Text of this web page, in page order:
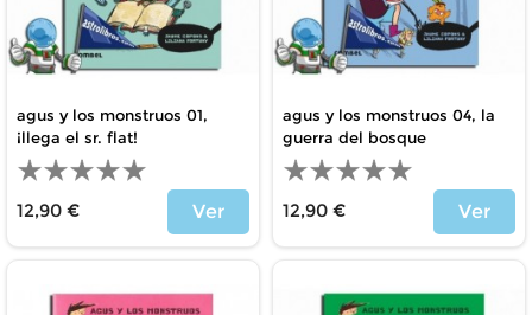
agus y los monstruos 01,
¡llega el sr. flat!
12,90 €
Ver
agus y los monstruos 04, la
guerra del bosque
12,90 €
Ver